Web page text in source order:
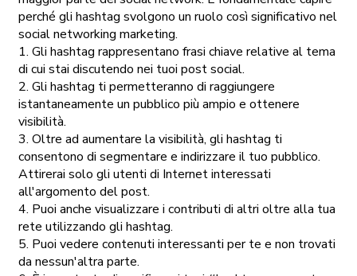
perché gli hashtag svolgono un ruolo così significativo nel
social networking marketing.
1. Gli hashtag rappresentano frasi chiave relative al tema
di cui stai discutendo nei tuoi post social.
2. Gli hashtag ti permetteranno di raggiungere
istantaneamente un pubblico più ampio e ottenere
visibilità.
3. Oltre ad aumentare la visibilità, gli hashtag ti
consentono di segmentare e indirizzare il tuo pubblico.
Attirerai solo gli utenti di Internet interessati
all'argomento del post.
4. Puoi anche visualizzare i contributi di altri oltre alla tua
rete utilizzando gli hashtag.
5. Puoi vedere contenuti interessanti per te e non trovati
da nessun'altra parte.